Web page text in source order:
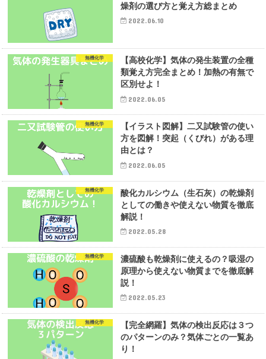
燥剤の選び方と覚え方総まとめ
2022.06.10
無機化学
【高校化学】気体の発生装置の全種
類覚え方完全まとめ！加熱の有無で
区別せよ！
2022.06.05
無機化学
【イラスト図解】二又試験管の使い
方を図解！突起（くびれ）がある理
由とは？
2022.06.05
無機化学
酸化カルシウム（生石灰）の乾燥剤
としての働きや使えない物質を徹底
解説！
2022.05.28
無機化学
濃硫酸も乾燥剤に使えるの？吸湿の
原理から使えない物質までを徹底解
説！
2022.05.23
無機化学
【完全網羅】気体の検出反応は３つ
のパターンのみ？気体ごとの一覧あ
り！